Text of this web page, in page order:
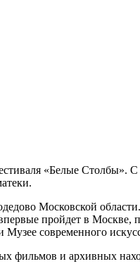
«Белые Столбы». С
Московской
пройдет в
современного
фильмов и архивных